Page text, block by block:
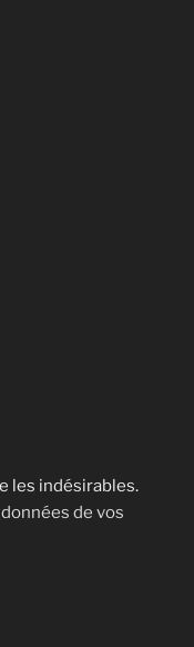
les indésirables.
de vos